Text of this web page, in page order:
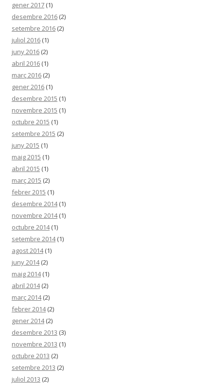
gener 2017 (1)
desembre 2016 (2)
setembre 2016 (2)
juliol 2016 (1)
juny 2016 (2)
abril 2016 (1)
març 2016 (2)
gener 2016 (1)
desembre 2015 (1)
novembre 2015 (1)
octubre 2015 (1)
setembre 2015 (2)
juny 2015 (1)
maig 2015 (1)
abril 2015 (1)
març 2015 (2)
febrer 2015 (1)
desembre 2014(1)
novembre 2014(1)
octubre 2014(1)
setembre 2014(1)
agost 2014(1)
juny 2014(2)
maig 2014(1)
abril 2014(2)
març 2014(2)
febrer 2014(2)
gener 2014(2)
desembre 2013 (3)
novembre 2013 (1)
octubre 2013 (2)
setembre 2013 (2)
juliol 2013 (2)